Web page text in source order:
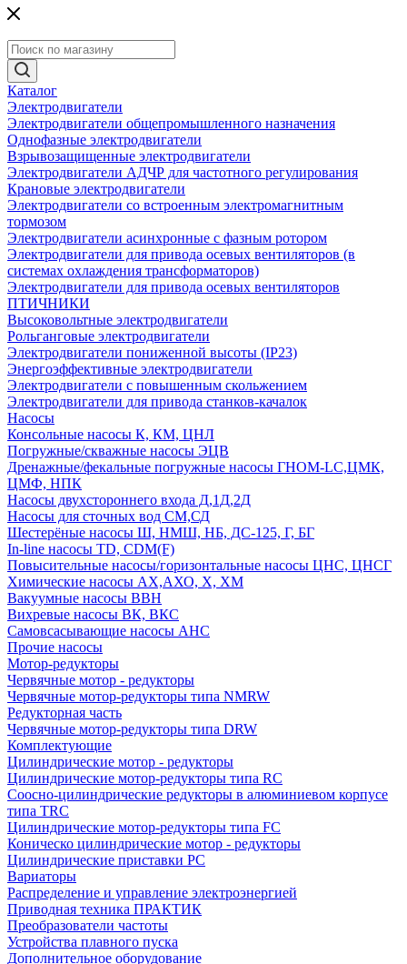
Каталог
Электродвигатели
Электродвигатели общепромышленного назначения
Однофазные электродвигатели
Взрывозащищенные электродвигатели
Электродвигатели АДЧР для частотного регулирования
Крановые электродвигатели
Электродвигатели со встроенным электромагнитным
тормозом
Электродвигатели асинхронные с фазным ротором
Электродвигатели для привода осевых вентиляторов (в
системах охлаждения трансформаторов)
Электродвигатели для привода осевых вентиляторов
ПТИЧНИКИ
Высоковольтные электродвигатели
Рольганговые электродвигатели
Электродвигатели пониженной высоты (IP23)
Энергоэффективные электродвигатели
Электродвигатели с повышенным скольжением
Электродвигатели для привода станков-качалок
Насосы
Консольные насосы К, КМ, ЦНЛ
Погружные/скважные насосы ЭЦВ
Дренажные/фекальные погружные насосы ГНОМ-LC,ЦМК,
ЦМФ, НПК
Насосы двухстороннего входа Д,1Д,2Д
Насосы для сточных вод СМ,СД
Шестерёные насосы Ш, НМШ, НБ, ДС-125, Г, БГ
In-line насосы TD, CDM(F)
Повысительные насосы/горизонтальные насосы ЦНС, ЦНСГ
Химические насосы АХ,АХО, Х, ХМ
Вакуумные насосы ВВН
Вихревые насосы ВК, ВКС
Самовсасывающие насосы АНС
Прочие насосы
Мотор-редукторы
Червячные мотор - редукторы
Червячные мотор-редукторы типа NMRW
Редукторная часть
Червячные мотор-редукторы типа DRW
Комплектующие
Цилиндрические мотор - редукторы
Цилиндрические мотор-редукторы типа RC
Соосно-цилиндрические редукторы в алюминиевом корпусе
типа TRC
Цилиндрические мотор-редукторы типа FC
Коническо цилиндрические мотор - редукторы
Цилиндрические приставки PC
Вариаторы
Распределение и управление электроэнергией
Приводная техника ПРАКТИК
Преобразователи частоты
Устройства плавного пуска
Дополнительное оборудование